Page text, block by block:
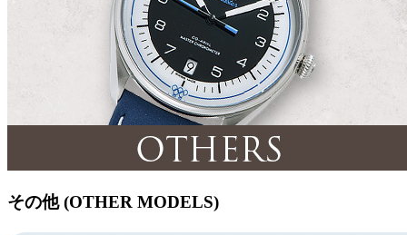
その他 (OTHER MODELS)